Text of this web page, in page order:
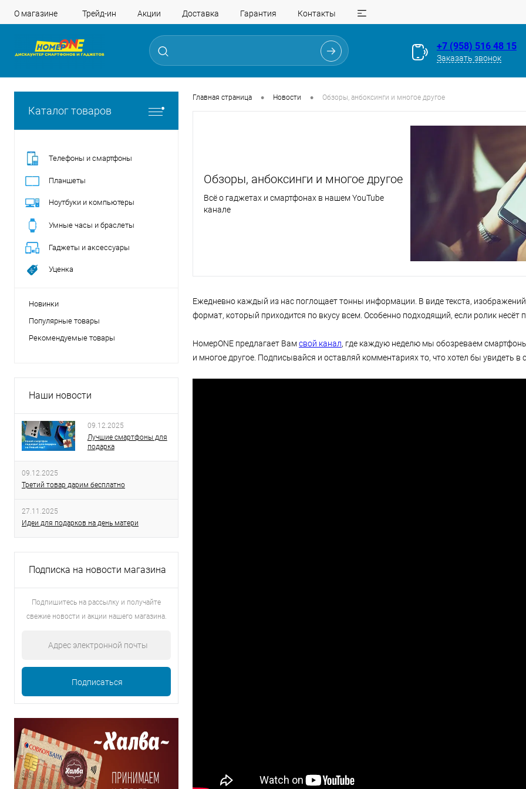
О магазине Трейд-ин Акции Доставка Гарантия Контакты
+7 (958) 516 48 15
Заказать звонок
Каталог товаров
Телефоны и смартфоны
Планшеты
Ноутбуки и компьютеры
Умные часы и браслеты
Гаджеты и аксессуары
Уценка
Новинки
Популярные товары
Рекомендуемые товары
Наши новости
09.12.2025
Лучшие смартфоны для
подарка
09.12.2025
Третий товар дарим бесплатно
27.11.2025
Идеи для подарков на день матери
Подписка на новости магазина
Подпишитесь на рассылку и получайте
свежие новости и акции нашего магазина.
Главная страница • Новости • Обзоры, анбоксинги и многое другое
Обзоры, анбоксинги и многое другое
Всё о гаджетах и смартфонах в нашем YouTube
канале
Ежедневно каждый из нас поглощает тонны информации. В виде текста,
формат, который приходится по вкусу всем. Особенно подходящий, если ролик
НомерONE предлагает Вамсвой канал, где каждую неделю мы обозреваем
и многое другое. Подписывайся и оставляй комментариях то, что хотел бы увидеть в